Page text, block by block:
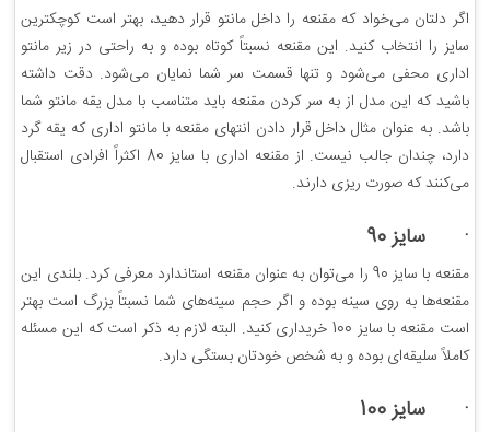
اگر دلتان می‌خواد که مقنعه را داخل مانتو قرار دهید، بهتر است کوچکترین
سایز را انتخاب کنید. این مقنعه نسبتاً کوتاه بوده و به راحتی در زیر مانتو
اداری محفی می‌شود و تنها قسمت سر شما نمایان می‌شود. دقت داشته
باشید که این مدل از به سر کردن مقنعه باید متناسب با مدل یقه مانتو شما
باشد. به عنوان مثال داخل قرار دادن انتهای مقنعه با مانتو اداری که یقه گرد
دارد، چندان جالب نیست. از مقنعه اداری با سایز 80 اکثراً افرادی استقبال
می‌کنند که صورت ریزی دارند.
· سایز 90
مقنعه با سایز 90 را می‌توان به عنوان مقنعه استاندارد معرفی کرد. بلندی این
مقنعه‌ها به روی سینه بوده و اگر حجم سینه‌های شما نسبتاً بزرگ است بهتر
است مقنعه با سایز 100 خریداری کنید. البته لازم به ذکر است که این مسئله
کاملاً سلیقه‌ای بوده و به شخص خودتان بستگی دارد.
· سایز 100